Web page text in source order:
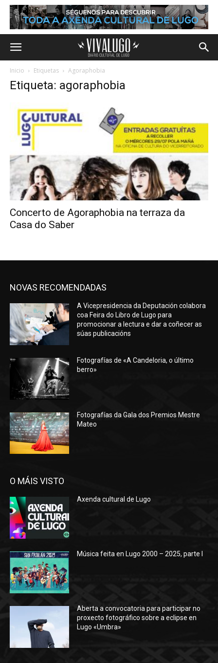
Inicio Etiquetas Agoraphobia
Etiqueta: agoraphobia
Concerto de Agoraphobia na terraza da
Casa do Saber
NOVAS RECOMENDADAS
A Vicepresidencia da Deputación colabora
coa Feira do Libro de Lugo para
promocionar a lectura e dar a coñecer as
súas publicacións
Fotografías de «A Candeloria, o último
berro»
Fotografías da Gala dos Premios Mestre
Mateo
O MÁIS VISTO
Axenda cultural de Lugo
Música feita en Lugo 2000 – 2025, parte I
Aberta a convocatoria para participar no
proxecto fotográfico sobre a eclipse en
Lugo «Umbra»